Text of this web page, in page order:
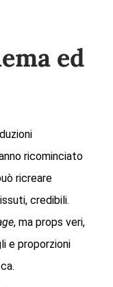
ed
ricominciato
ricreare
credibili.
, ma props veri,
e proporzioni